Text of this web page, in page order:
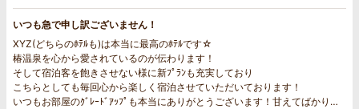
いつも急で申し訳ございません！
XYZ(どちらのﾎﾃﾙも)は本当に最高のﾎﾃﾙです☆
椿温泉を心から愛されているのが伝わります！
そして宿泊客を飽きさせない様に新ﾌﾟﾗﾝも充実しており
こちらとしても毎回心から楽しく宿泊させていただいております！
いつもお部屋のｸﾞﾚｰﾄﾞｱｯﾌﾟも本当にありがとうございます！甘えてばかりで